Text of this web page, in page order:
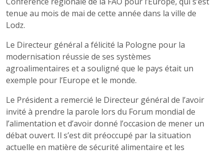
tenue au mois de mai de cette année dans la ville de
Lodz.
Le Directeur général a félicité la Pologne pour la
modernisation réussie de ses systèmes
agroalimentaires et a souligné que le pays était un
exemple pour l’Europe et le monde.
Le Président a remercié le Directeur général de l’avoir
invité à prendre la parole lors du Forum mondial de
l’alimentation et d’avoir donné l’occasion de mener un
débat ouvert. Il s’est dit préoccupé par la situation
actuelle en matière de sécurité alimentaire et les